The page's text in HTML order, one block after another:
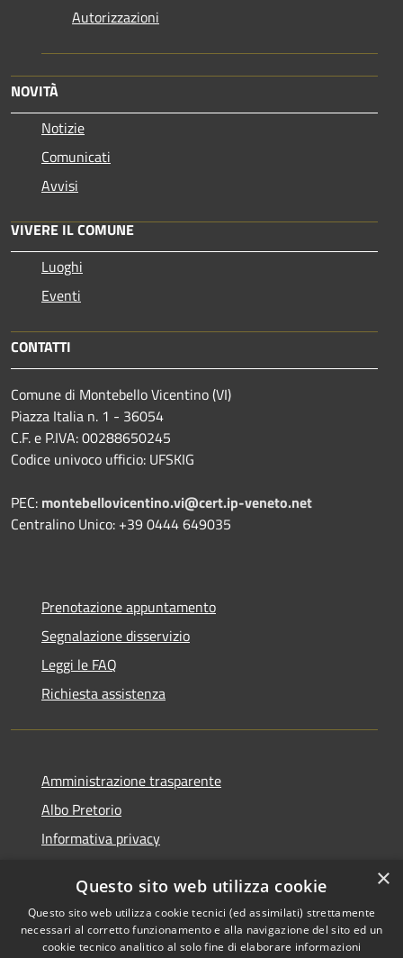
Autorizzazioni
NOVITÀ
Notizie
Comunicati
Avvisi
VIVERE IL COMUNE
Luoghi
Eventi
CONTATTI
Comune di Montebello Vicentino (VI)
Piazza Italia n. 1 - 36054
C.F. e P.IVA: 00288650245
Codice univoco ufficio: UFSKIG
PEC: montebellovicentino.vi@cert.ip-veneto.net
Centralino Unico: +39 0444 649035
Prenotazione appuntamento
Segnalazione disservizio
Leggi le FAQ
Richiesta assistenza
Amministrazione trasparente
Albo Pretorio
Informativa privacy
Dichiarazione di accessibilità
×
Questo sito web utilizza cookie
Questo sito web utilizza cookie tecnici (ed assimilati) strettamente
necessari al corretto funzionamento e alla navigazione del sito ed un
cookie tecnico analitico al solo fine di elaborare informazioni